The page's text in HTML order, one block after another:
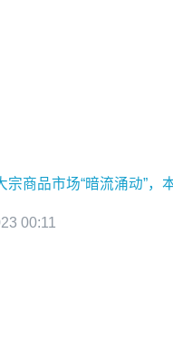
宗商品市场“暗流涌动”，
00:11